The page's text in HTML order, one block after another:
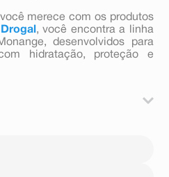
merece com os produtos
Drogal , você encontra a linha
desenvolvidos para
hidratação, proteção e
pele.